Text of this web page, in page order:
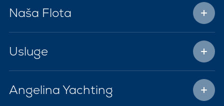
Naša Flota
Usluge
Angelina Yachting